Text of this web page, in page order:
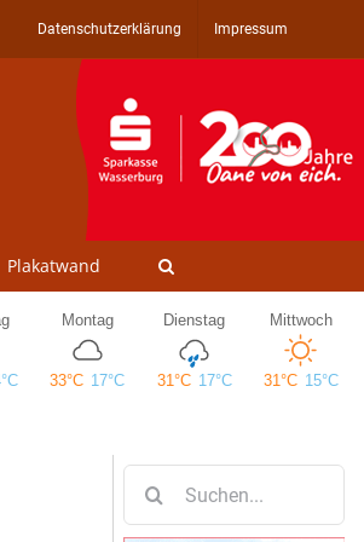
Datenschutzerklärung Impressum
Plakatwand
nach: